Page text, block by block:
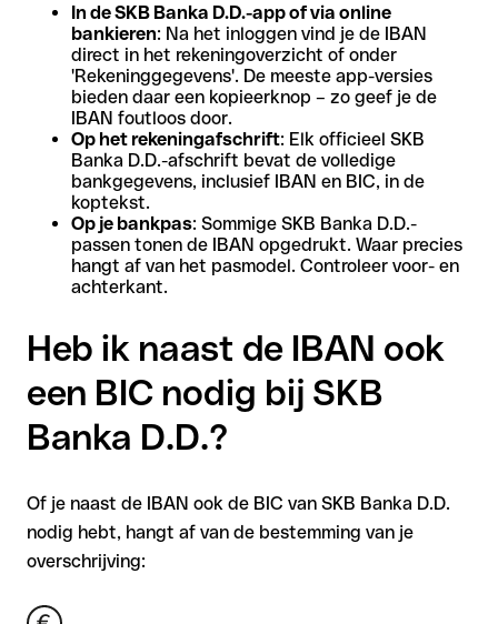
In de SKB Banka D.D.-app of via online
bankieren: Na het inloggen vind je de IBAN
direct in het rekeningoverzicht of onder
'Rekeninggegevens'. De meeste app-versies
bieden daar een kopieerknop – zo geef je de
IBAN foutloos door.
Op het rekeningafschrift: Elk officieel SKB
Banka D.D.-afschrift bevat de volledige
bankgegevens, inclusief IBAN en BIC, in de
koptekst.
Op je bankpas: Sommige SKB Banka D.D.-
passen tonen de IBAN opgedrukt. Waar precies
hangt af van het pasmodel. Controleer voor- en
achterkant.
Heb ik naast de IBAN ook
een BIC nodig bij SKB
Banka D.D.?
Of je naast de IBAN ook de BIC van SKB Banka D.D.
nodig hebt, hangt af van de bestemming van je
overschrijving: